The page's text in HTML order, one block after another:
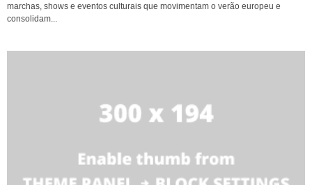
marchas, shows e eventos culturais que movimentam o verão europeu e
consolidam...